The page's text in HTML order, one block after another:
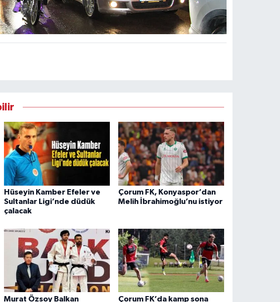
Hüseyin Kamber Efeler ve
Sultanlar Ligi’nde düdük
çalacak
Çorum FK, Konyaspor’dan
Melih İbrahimoğlu’nu istiyor
Murat Özsoy Balkan
Çorum FK’da kamp sona